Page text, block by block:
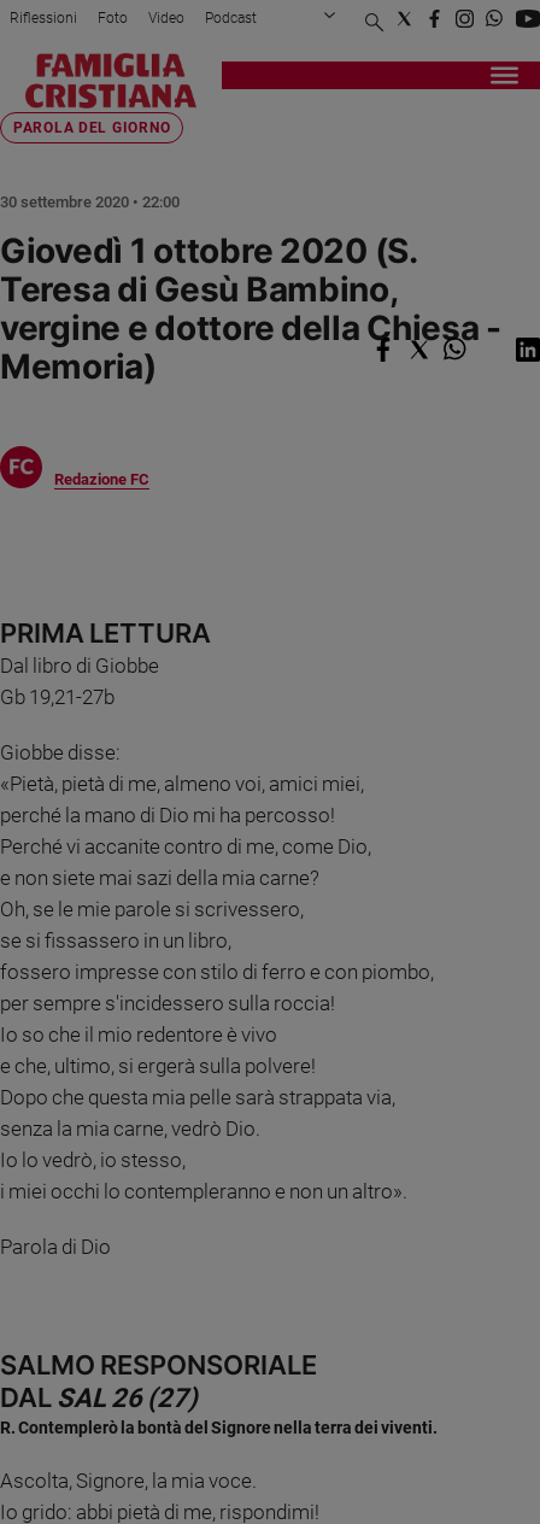
Attualità
Italia
Economia
Legalità
e
giustizia
Sport
Papa
Papa
Fede
e
spiritualità
Devozione
del
giorno
Santo
del
Società
e
valori
Ambiente
Aziende
settimana
Migranti
Diversità
inclusione
Costume
Riflessioni Foto Video Podcast
Privacy Policy Chi siamo
Registrati Redazione
Home page> Fede e spiritualità
PAROLA DEL GIORNO
Giovedì 1 ottobre 2020 (S.
Teresa di Gesù Bambino,
vergine e dottore della Chiesa -
Memoria)
Redazione FC
30 settembre 2020 • 22:00
PRIMA LETTURA
Dal libro di Giobbe
Gb 19,21-27b
Giobbe disse:
«Pietà, pietà di me, almeno voi, amici miei,
perché la mano di Dio mi ha percosso!
Perché vi accanite contro di me, come Dio,
e non siete mai sazi della mia carne?
Oh, se le mie parole si scrivessero,
se si fissassero in un libro,
fossero impresse con stilo di ferro e con piombo,
per sempre s'incidessero sulla roccia!
Io so che il mio redentore è vivo
e che, ultimo, si ergerà sulla polvere!
Dopo che questa mia pelle sarà strappata via,
senza la mia carne, vedrò Dio.
Io lo vedrò, io stesso,
i miei occhi lo contempleranno e non un altro».
Parola di Dio
SALMO RESPONSORIALE
DAL SAL 26 (27)
R. Contemplerò la bontà del Signore nella terra dei viventi.
Ascolta, Signore, la mia voce.
Io grido: abbi pietà di me, rispondimi!